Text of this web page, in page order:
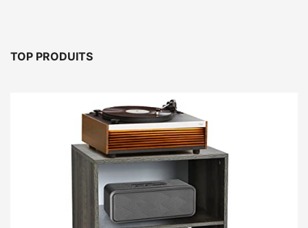
TOP PRODUITS